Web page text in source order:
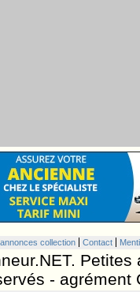
collection Contact
- agrément